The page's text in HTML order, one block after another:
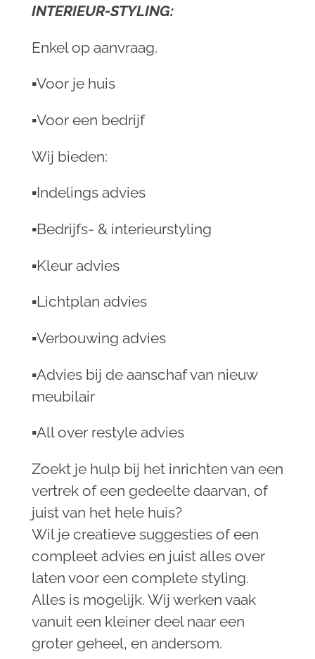
INTERIEUR-STYLING:
Enkel op aanvraag.
▪︎Voor je huis
▪︎Voor een bedrijf
Wij bieden:
▪︎Indelings advies
▪︎Bedrijfs- & interieurstyling
▪︎Kleur advies
▪︎Lichtplan advies
▪︎Verbouwing advies
▪︎Advies bij de aanschaf van nieuw
meubilair
▪︎All over restyle advies
Zoekt je hulp bij het inrichten van een
vertrek of een gedeelte daarvan, of
juist van het hele huis?
Wil je creatieve suggesties of een
compleet advies en juist alles over
laten voor een complete styling.
Alles is mogelijk. Wij werken vaak
vanuit een kleiner deel naar een
groter geheel, en andersom.